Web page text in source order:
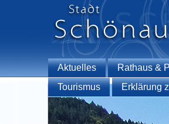
Aktuelles Rathaus &
Tourismus
Erklärung